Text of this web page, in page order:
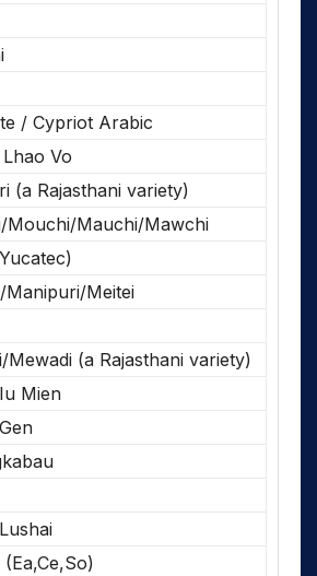
/ Cypriot Arabic
Vo
(a Rajasthani variety)
Mouchi/Mauchi/Mawchi
Manipuri/Meitei
Mewadi (a Rajasthani variety)
Mien